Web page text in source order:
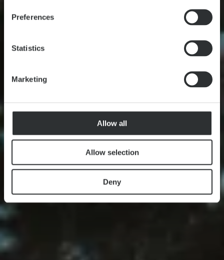
Preferences
Statistics
Marketing
Allow all
Allow selection
Deny